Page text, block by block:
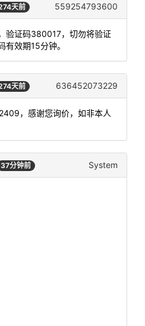
天前 559254793600
验证码380017，切勿将验证
有效期15分钟。
天前 636452073229
，感谢您询价，如非本人
37分钟前 System